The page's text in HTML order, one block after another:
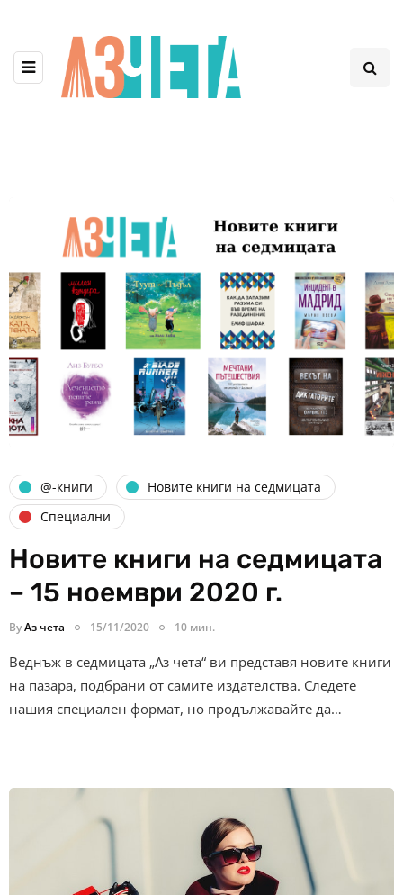
@-книги
Новите книги на седмицата
Специални
Новите книги на седмицата
– 15 ноември 2020 г.
ByАз чета 15/11/2020 10 мин.
Веднъж в седмицата „Аз чета“ ви представя новите книги
на пазара, подбрани от самите издателства. Следете
нашия специален формат, но продължавайте да…